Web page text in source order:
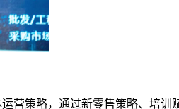
策略，通过新零售策略、培训